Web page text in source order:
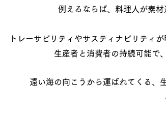
例えるならば、料理人が素
トレーサビリティやサスティナビリティ
生産者と消費者の持続可能で
遠い海の向こうから運ばれてくる、